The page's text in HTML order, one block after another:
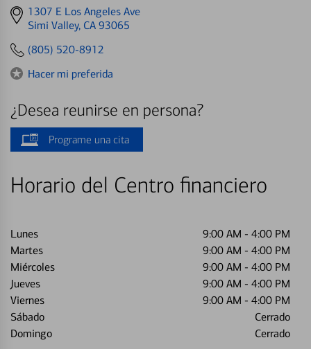
Get
directions
1307 E Los Angeles Ave
Simi Valley, CA 93065
(805) 520-8912
Hacer mi preferida
¿Desea reunirse en persona?
Programe una cita
Horario del Centro financiero
Lunes 9:00 AM - 4:00 PM
Martes
9:00 AM - 4:00 PM
Miércoles
9:00 AM - 4:00 PM
Jueves
9:00 AM - 4:00 PM
Viernes
9:00 AM - 4:00 PM
Sábado
Cerrado
Domingo
Cerrado